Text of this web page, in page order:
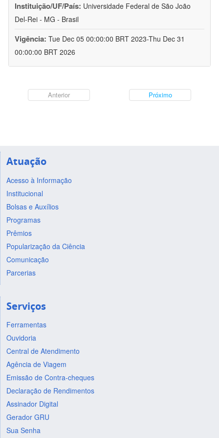
Instituição/UF/País: Universidade Federal de São João
Del-Rei - MG - Brasil
Vigência: Tue Dec 05 00:00:00 BRT 2023-Thu Dec 31
00:00:00 BRT 2026
Anterior Próximo
Atuação
Acesso à Informação
Institucional
Bolsas e Auxílios
Programas
Prêmios
Popularização da Ciência
Comunicação
Parcerias
Serviços
Ferramentas
Ouvidoria
Central de Atendimento
Agência de Viagem
Emissão de Contra-cheques
Declaração de Rendimentos
Assinador Digital
Gerador GRU
Sua Senha